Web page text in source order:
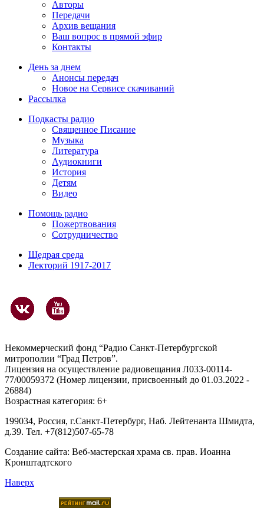
Авторы
Передачи
Архив вещания
Ваш вопрос в прямой эфир
Контакты
День за днем
Анонсы передач
Новое на Сервисе скачиваний
Рассылка
Подкасты радио
Священное Писание
Музыка
Литература
Аудиокниги
История
Детям
Видео
Помощь радио
Пожертвования
Сотрудничество
Щедрая среда
Лекторий 1917-2017
Некоммерческий фонд “Радио Санкт-Петербургской
митрополии “Град Петров”.
Лицензия на осуществление радиовещания Л033-00114-
77/00059372 (Номер лицензии, присвоенный до 01.03.2022 -
26884)
Возрастная категория: 6+
199034, Россия, г.Санкт-Петербург, Наб. Лейтенанта Шмидта,
д.39. Тел. +7(812)507-65-78
Создание сайта: Веб-мастерская храма св. прав. Иоанна
Кронштадтского
Наверх